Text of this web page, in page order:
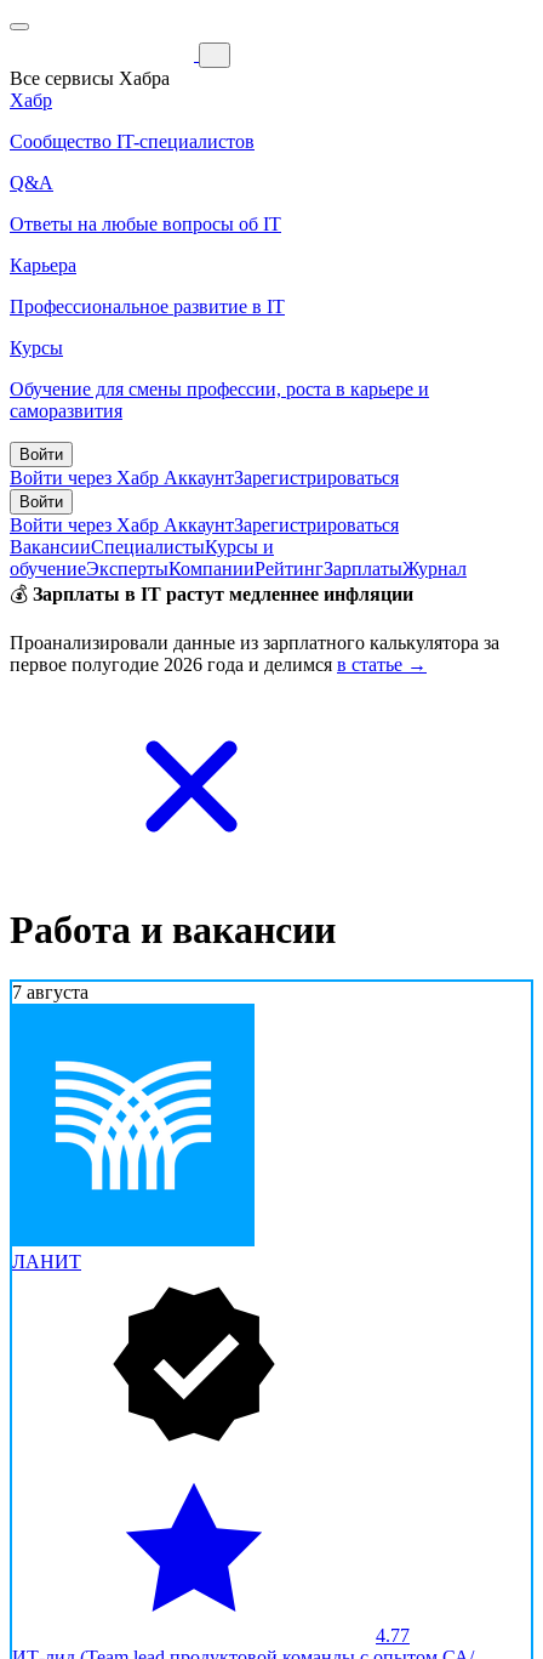
Все сервисы Хабра
Хабр
Сообщество IT-специалистов
Q&A
Ответы на любые вопросы об IT
Карьера
Профессиональное развитие в IT
Курсы
Обучение для смены профессии, роста в карьере и
саморазвития
Войти
Войти через Хабр АккаунтЗарегистрироваться
Войти
Войти через Хабр АккаунтЗарегистрироваться
ВакансииСпециалистыКурсы и
обучениеЭкспертыКомпанииРейтингЗарплатыЖурнал
💰 Зарплаты в IT растут медленнее инфляции
Проанализировали данные из зарплатного калькулятора за
первое полугодие 2026 года и делимся в статье →
Работа и вакансии
7 августа
ЛАНИТ
4.77